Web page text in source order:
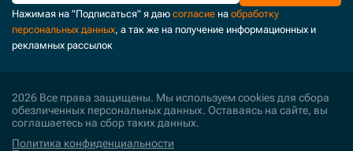
Нажимая на "Подписаться" я даю согласие на обработку
персональных данных, а так же на получение информационных и
рекламных рассылок
2026 Все права защищены. Мы используем cookies для сбора
обезличенных персональных данных. Оставаясь на сайте, вы
соглашаетесь на сбор таких данных.
Политика конфиденциальности